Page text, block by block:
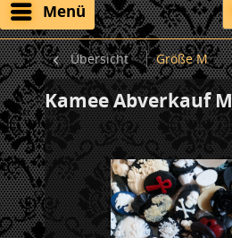
Menü
Übersicht Größe M
Kamee Abverkauf